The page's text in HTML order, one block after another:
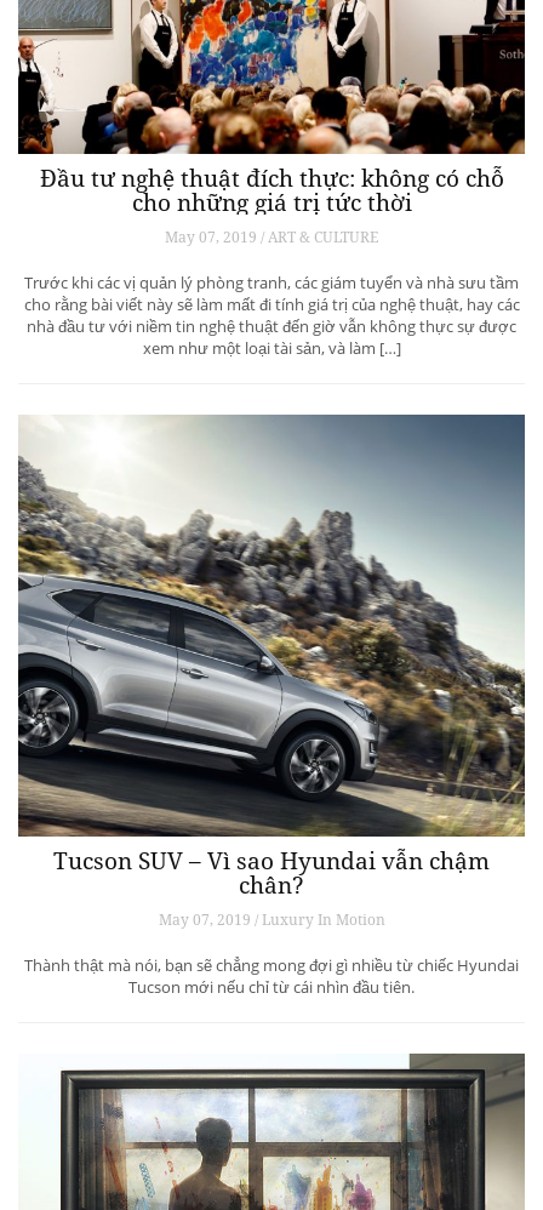
Đầu tư nghệ thuật đích thực: không có chỗ
cho những giá trị tức thời
May 07, 2019 / ART & CULTURE
Trước khi các vị quản lý phòng tranh, các giám tuyển và nhà sưu tầm
cho rằng bài viết này sẽ làm mất đi tính giá trị của nghệ thuật, hay các
nhà đầu tư với niềm tin nghệ thuật đến giờ vẫn không thực sự được
xem như một loại tài sản, và làm […]
Tucson SUV – Vì sao Hyundai vẫn chậm
chân?
May 07, 2019 / Luxury In Motion
Thành thật mà nói, bạn sẽ chẳng mong đợi gì nhiều từ chiếc Hyundai
Tucson mới nếu chỉ từ cái nhìn đầu tiên.